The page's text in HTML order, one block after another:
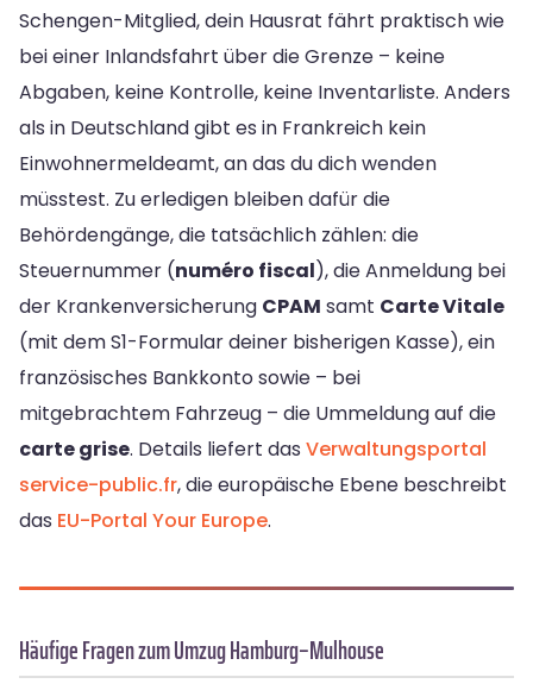
Schengen-Mitglied, dein Hausrat fährt praktisch wie
bei einer Inlandsfahrt über die Grenze – keine
Abgaben, keine Kontrolle, keine Inventarliste. Anders
als in Deutschland gibt es in Frankreich kein
Einwohnermeldeamt, an das du dich wenden
müsstest. Zu erledigen bleiben dafür die
Behördengänge, die tatsächlich zählen: die
Steuernummer (numéro fiscal), die Anmeldung bei
der Krankenversicherung CPAM samt Carte Vitale
(mit dem S1-Formular deiner bisherigen Kasse), ein
französisches Bankkonto sowie – bei
mitgebrachtem Fahrzeug – die Ummeldung auf die
carte grise. Details liefert das Verwaltungsportal
service-public.fr, die europäische Ebene beschreibt
das EU-Portal Your Europe.
Häufige Fragen zum Umzug Hamburg–Mulhouse